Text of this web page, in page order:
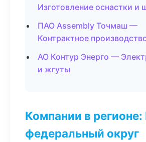
Изготовление оснастки и
ПАО Assembly Точмаш —
Контрактное
АО Контур Энерго —
и жгуты
Компании в
федеральный округ